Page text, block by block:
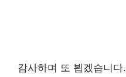
감사하며 또 뵙겠습니다.